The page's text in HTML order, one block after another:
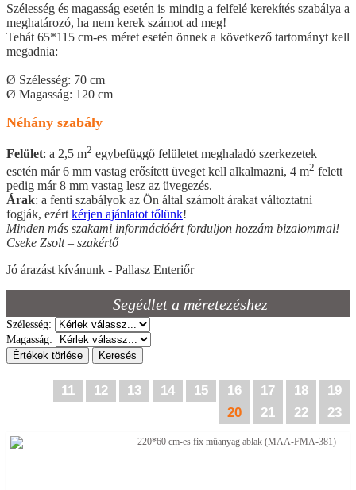
Szélesség és magasság esetén is mindig a felfelé kerekítés szabálya a
meghatározó, ha nem kerek számot ad meg!
Tehát 65*115 cm-es méret esetén önnek a következő tartományt kell
megadnia:
Ø Szélesség: 70 cm
Ø Magasság: 120 cm
Néhány szabály
Felület: a 2,5 m2 egybefüggő felületet meghaladó szerkezetek
esetén már 6 mm vastag erősített üveget kell alkalmazni, 4 m2 felett
pedig már 8 mm vastag lesz az üvegezés.
Árak: a fenti szabályok az Ön által számolt árakat változtatni
fogják, ezért kérjen ajánlatot tőlünk!
Minden más szakami információért forduljon hozzám bizalommal! –
Cseke Zsolt – szakértő
Jó árazást kívánunk - Pallasz Enteriőr
Segédlet a méretezéshez
Szélesség:
Magasság:
Értékek törlése
Keresés
11 12 13 14 15 16 17 18
19
20
21 22 23
220*60 cm-es fix műanyag ablak (MAA-FMA-381)